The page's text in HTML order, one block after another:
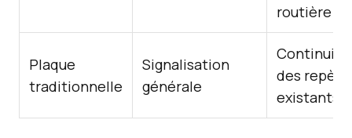
routière
Plaque
traditionnelle
Signalisation
générale
Continuité
des
existants